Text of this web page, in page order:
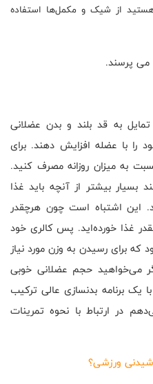
از شیک و مکمل‌ها استفاده
می پرسند.
به قد بلند و بدن عضلانی
را با عضله افزایش دهند. برای
به میزان روزانه مصرف کنید.
بسیار بیشتر از آنچه باید غذا
این اشتباه است چون هرچقدر
غذا خورده‌اید. پس کالری خود
برای رسیدن به وزن مورد نیاز
می‌خواهید حجم عضلانی خوبی
یک برنامه بدنسازی عالی ترکیب
در ارتباط با نحوه تمرینات
ورزشی؟